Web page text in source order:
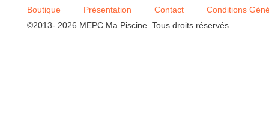
Boutique Présentation Contact
Conditions
©2013- 2026 MEPC Ma Piscine. Tous droits réservés.